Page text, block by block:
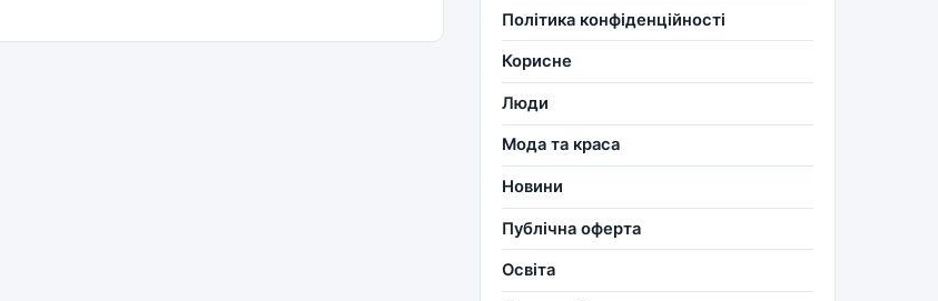
Політика конфіденційності
Корисне
Люди
Мода та краса
Новини
Публічна оферта
Освіта